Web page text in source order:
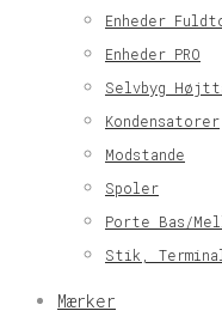
Enheder
Enheder PRO
Selvbyg
Kondensatorer
Modstande
Spoler
Porte Bas/
Stik,
Mærker